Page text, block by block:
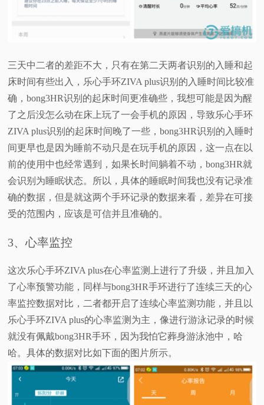
三天中二者的差距不大，只有在第二天两者识别的入睡和起
床时间有些出入，乐心手环ZIVA plus识别的入睡时间比较准
确，bong3HR识别的起床时间更准确些，我想可能是因为醒
了之后没怎么动在床上玩了一会手机的原因，导致乐心手环
ZIVA plus识别的起床时间晚了一些，bong3HR识别的入睡时
间更早也是因为睡前不动只是在玩手机的原因，这一点在以
前的使用中也经常遇到，如果长时间躺着不动，bong3HR就
会识别为睡眠状态。所以，具体的睡眠时间我也没有记录准
确的数据，但是就这两个手环记录的数据来看，差异在可接
受的范围内，应该是可信并且准确的。
3、心率监控
这次乐心手环ZIVA plus在心率监测上进行了升级，并且加入
了心率预警功能，同样与bong3HR手环进行了连续三天的心
率监控数据对比，二者都开启了连续心率监测功能，并且以
乐心手环ZIVA plus的心率监测为主，像进行游泳记录的时候
就没有佩戴bong3HR手环，因为我怕它葬身游泳池中，哈
哈。具体的数据对比如下面的图片所示。